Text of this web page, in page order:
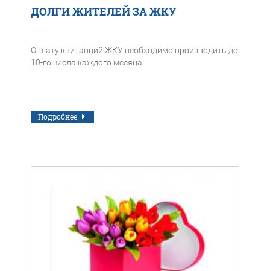
ДОЛГИ ЖИТЕЛЕЙ ЗА ЖКУ
Оплату квитанций ЖКУ необходимо производить до
10-го числа каждого месяца
Подробнее